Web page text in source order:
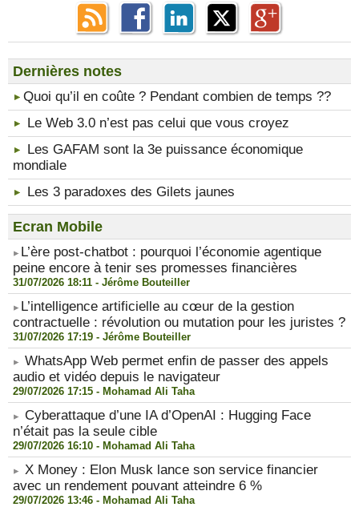
Dernières notes
​Quoi qu’il en coûte ? Pendant combien de temps ??
Le Web 3.0 n’est pas celui que vous croyez
Les GAFAM sont la 3e puissance économique
mondiale
Les 3 paradoxes des Gilets jaunes
Ecran Mobile
​L’ère post-chatbot : pourquoi l’économie agentique
peine encore à tenir ses promesses financières
31/07/2026 18:11 - Jérôme Bouteiller
​L’intelligence artificielle au cœur de la gestion
contractuelle : révolution ou mutation pour les juristes ?
31/07/2026 17:19 - Jérôme Bouteiller
WhatsApp Web permet enfin de passer des appels
audio et vidéo depuis le navigateur
29/07/2026 17:15 - Mohamad Ali Taha
Cyberattaque d’une IA d’OpenAI : Hugging Face
n’était pas la seule cible
29/07/2026 16:10 - Mohamad Ali Taha
X Money : Elon Musk lance son service financier
avec un rendement pouvant atteindre 6 %
29/07/2026 13:46 - Mohamad Ali Taha